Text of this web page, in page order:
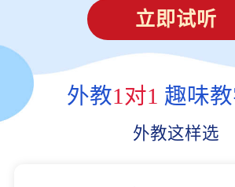
立即试听
外教1对1 趣味
外教这样选